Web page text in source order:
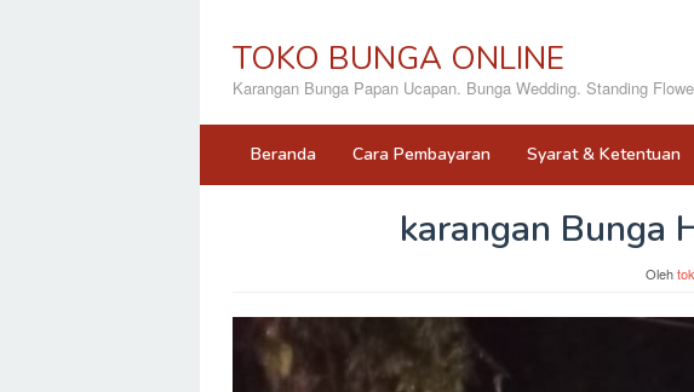
TOKO BUNGA ONLINE
Karangan Bunga Papan Ucapan. Bunga Wedding. Standing
Beranda Cara Pembayaran Syarat & Ketentuan
karangan Bunga
Oleh